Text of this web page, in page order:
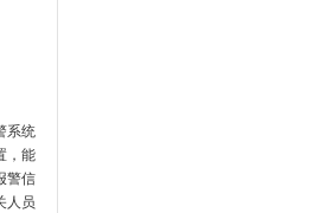
系统
，能
警信
人员